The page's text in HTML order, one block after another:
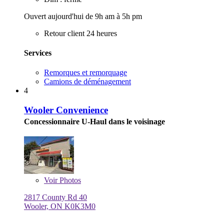
Ouvert aujourd'hui de 9h am à 5h pm
Retour client 24 heures
Services
Remorques et remorquage
Camions de déménagement
4
Wooler Convenience
Concessionnaire U-Haul dans le voisinage
VoirPhotos
2817 County Rd 40
Wooler, ON K0K3M0